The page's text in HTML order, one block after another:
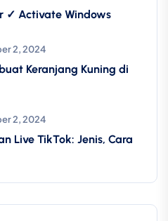
✓ Activate Windows
2, 2024
Keranjang Kuning di
2, 2024
Live TikTok: Jenis, Cara